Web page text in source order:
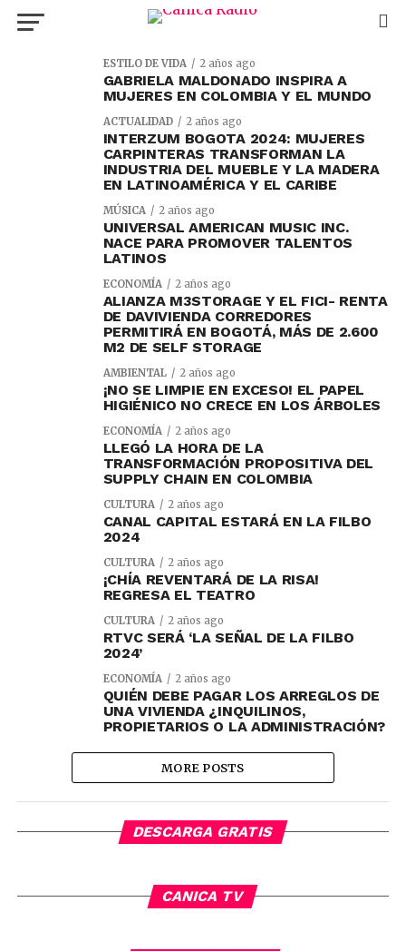
ESTILO DE VIDA 2 años ago
GABRIELA MALDONADO INSPIRA A
MUJERES EN COLOMBIA Y EL MUNDO
ACTUALIDAD 2 años ago
INTERZUM BOGOTA 2024: MUJERES
CARPINTERAS TRANSFORMAN LA
INDUSTRIA DEL MUEBLE Y LA MADERA
EN LATINOAMÉRICA Y EL CARIBE
MÚSICA 2 años ago
UNIVERSAL AMERICAN MUSIC INC.
NACE PARA PROMOVER TALENTOS
LATINOS
ECONOMÍA 2 años ago
ALIANZA M3STORAGE Y EL FICI- RENTA
DE DAVIVIENDA CORREDORES
PERMITIRÁ EN BOGOTÁ, MÁS DE 2.600
M2 DE SELF STORAGE
AMBIENTAL 2 años ago
¡NO SE LIMPIE EN EXCESO! EL PAPEL
HIGIÉNICO NO CRECE EN LOS ÁRBOLES
ECONOMÍA 2 años ago
LLEGÓ LA HORA DE LA
TRANSFORMACIÓN PROPOSITIVA DEL
SUPPLY CHAIN EN COLOMBIA
CULTURA 2 años ago
CANAL CAPITAL ESTARÁ EN LA FILBO
2024
CULTURA 2 años ago
¡CHÍA REVENTARÁ DE LA RISA!
REGRESA EL TEATRO
CULTURA 2 años ago
RTVC SERÁ ‘LA SEÑAL DE LA FILBO
2024’
ECONOMÍA 2 años ago
QUIÉN DEBE PAGAR LOS ARREGLOS DE
UNA VIVIENDA ¿INQUILINOS,
PROPIETARIOS O LA ADMINISTRACIÓN?
MORE POSTS
DESCARGA GRATIS
CANICA TV